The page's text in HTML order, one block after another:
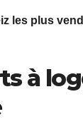
les plus
à